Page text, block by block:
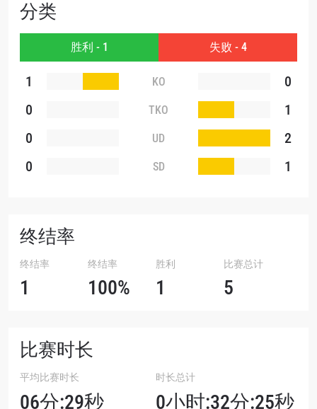
分类
胜利 - 1 失败 - 4
1 KO
0
0
TKO
1
0
UD
2
0
SD 1
终结率
终结率
1
终结率
100%
胜利
1
比赛总计
5
比赛时长
平均比赛时长
06分:29秒
时长总计
0小时:32分:25秒
提交此表格签署弹出免责声明，即表示您同意我们
的隐私政策，我们将收集、使用和披露您的信息。
您可以随时取消订阅这些信息。